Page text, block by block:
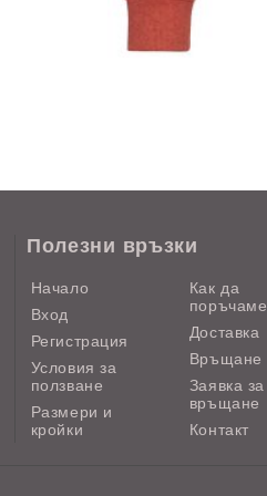
Полезни връзки
Начало
Вход
Регистрация
Условия за
ползване
Размери и
кройки
Как да
поръчаме
Доставка
Връщане
Заявка за
връщане
Контакт